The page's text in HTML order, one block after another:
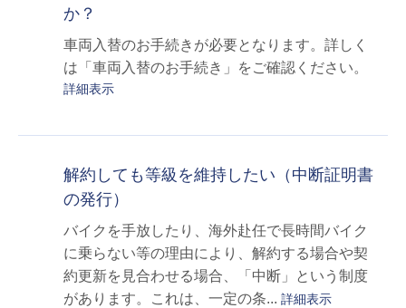
か？
車両入替のお手続きが必要となります。詳しく
は「車両入替のお手続き」をご確認ください。
詳細表示
解約しても等級を維持したい（中断証明書
の発行）
バイクを手放したり、海外赴任で長時間バイク
に乗らない等の理由により、解約する場合や契
約更新を見合わせる場合、「中断」という制度
があります。これは、一定の条... 詳細表示